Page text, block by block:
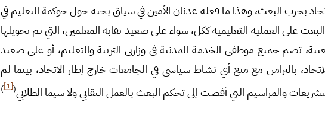
بحزب البعث، وهذا ما فعله عدنان الأمين في سياق بحثه حول حوكمة التعليم في
البعث على العملية التعليمية ككل، سواء على صعيد نقابة المعلمين، التي تم تحويلها
تضم جميع موظفي الخدمة المدنية في وزارتي التربية والتعليم، أو على صعيد
بالتزامن مع منع أي نشاط سياسي في الجامعات خارج إطار الاتحاد، بينما لم
والمراسيم التي أفضت إلى تحكم البعث بالعمل النقابي ولا سيما الطلابي(
[1]
)